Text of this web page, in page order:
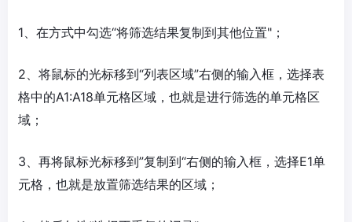
1、在方式中勾选“将筛选结果复制到其他位置"；
2、将鼠标的光标移到“列表区域”右侧的输入框，选择表
格中的A1:A18单元格区域，也就是进行筛选的单元格区
域；
3、再将鼠标光标移到”复制到“右侧的输入框，选择E1单
元格，也就是放置筛选结果的区域；